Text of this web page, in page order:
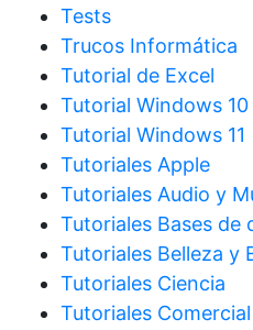
Tests
Trucos Informática
Tutorial de Excel
Tutorial Windows 10
Tutorial Windows 11
Tutoriales Apple
Tutoriales Audio y
Tutoriales Bases de
Tutoriales Belleza y
Tutoriales Ciencia
Tutoriales